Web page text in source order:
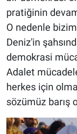
pratiğinin
O nedenle
Deniz'in
demokrasi
Adalet
herkes için
sözümüz barış